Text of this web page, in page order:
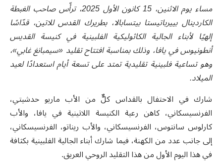
مساء يوم الاثنين، 15 كانون الأول 2025، ترأّس صاحب الغبطة
الكاردينال بييرباتيستا بيتسابالا، بطريرك القدس للاتين، قدّاسًا
إلهيًا لأبناء الجالية الكاثوليكية الفلبينية في كنيسة القديس
أنطونيوس في يافا، وذلك بمناسبة افتتاح تقليد «سيمبانغ غابي»،
وهو تساعية فلبينية تقليدية تمتد على تسعة أيام استعدادًا لعيد
الميلاد.
شارك في الاحتفال بالقداس كلٌّ من الأب ماريو حدشيتي،
الفرنسيسكاني، كاهن رعية الكنيسة اللاتينية في يافا، والأب
كارلوس سانتوس، الفرنسيسكاني، والأب ريناتو، الفرنسيسكاني،
إلى جانب عدد من الكهنة، فيما شارك أبناء الجالية الفلبينية بكثافة
في هذا اليوم الأول من هذا التقليد الروحي العريق.